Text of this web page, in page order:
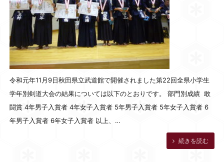
令和元年11月9日秋田県立武道館で開催されました第22回全県小学生
学年別剣道大会の結果については以下のとおりです。 部門別成績 敢
闘賞 4年男子入賞者 4年女子入賞者 5年男子入賞者 5年女子入賞者 6
年男子入賞者 6年女子入賞者 以上、…
続きを読む